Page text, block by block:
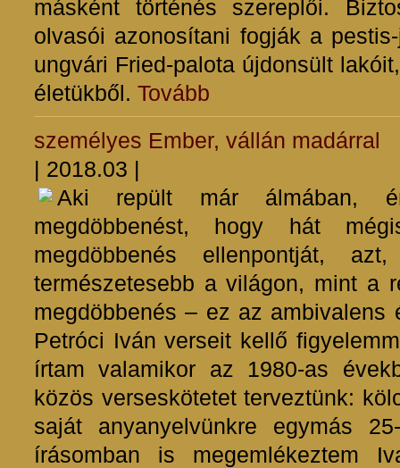
másként történés szereplői.
olvasói azonosítani fogják a
ungvári Fried-palota újdonsült
életükből. Tovább
személyes Ember, vállán madárral
| 2018.03 |
Aki repült már álmában,
megdöbbenést, hogy hát
megdöbbenés ellenpontját,
természetesebb a világon, mint a
megdöbbenés – ez az
Petróci Iván verseit kellő
írtam valamikor az 1980-as
közös verseskötetet terveztünk:
saját anyanyelvünkre egymás
írásomban is megemlékeztem